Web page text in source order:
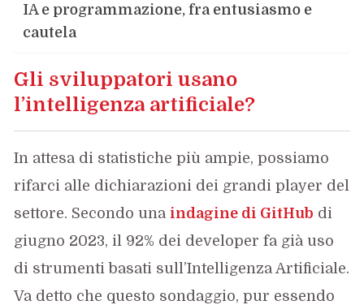
IA e programmazione, fra entusiasmo e
cautela
Gli sviluppatori usano
l’intelligenza artificiale?
In attesa di statistiche più ampie, possiamo
rifarci alle dichiarazioni dei grandi player del
settore. Secondo una indagine di GitHub di
giugno 2023, il 92% dei developer fa già uso
di strumenti basati sull’Intelligenza Artificiale.
Va detto che questo sondaggio, pur essendo